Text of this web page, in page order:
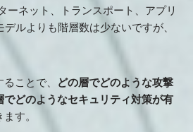
ーネット、トランスポート、アプリ
ルよりも階層数は少ないですが、
ことで、
どの層でどのような攻撃
でどのようなセキュリティ対策が有
す。